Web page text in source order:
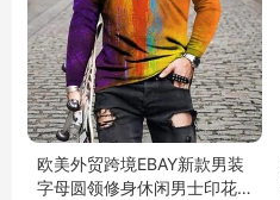
欧美外贸跨境EBAY新款男装
字母圆领修身休闲男士印花T